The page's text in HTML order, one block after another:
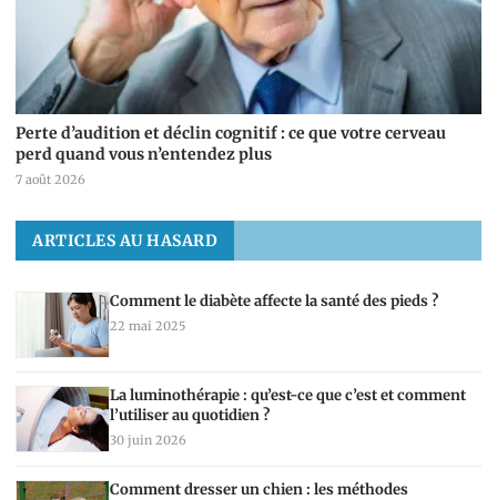
Perte d’audition et déclin cognitif : ce que votre cerveau
perd quand vous n’entendez plus
7 août 2026
ARTICLES AU HASARD
Comment le diabète affecte la santé des pieds ?
22 mai 2025
La luminothérapie : qu’est-ce que c’est et comment
l’utiliser au quotidien ?
30 juin 2026
Comment dresser un chien : les méthodes